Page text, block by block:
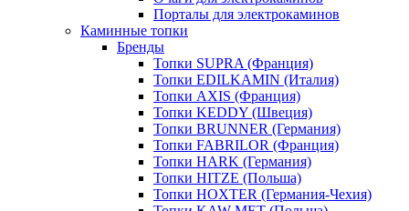
Порталы для электрокаминов
Каминные топки
Бренды
Топки SUPRA (Франция)
Топки EDILKAMIN (Италия)
Топки AXIS (Франция)
Топки KEDDY (Швеция)
Топки BRUNNER (Германия)
Топки FABRILOR (Франция)
Топки HARK (Германия)
Топки HITZE (Польша)
Топки HOXTER (Германия-Чехия)